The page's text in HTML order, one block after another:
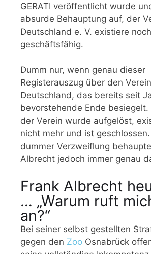
GERATI veröffentlicht wurde
absurde Behauptung auf, der
Deutschland e. V. existiere
geschäftsfähig.
Dumm nur, wenn genau dieser
Registerauszug über den
Deutschland, das bereits seit
bevorstehende Ende
der Verein wurde aufgelöst,
nicht mehr und ist
dummer Verzweiflung
Albrecht jedoch immer genau
Frank Albrecht
… „Warum ruft
an?“
Bei seiner selbst gestellten
gegen den Zoo Osnabrück